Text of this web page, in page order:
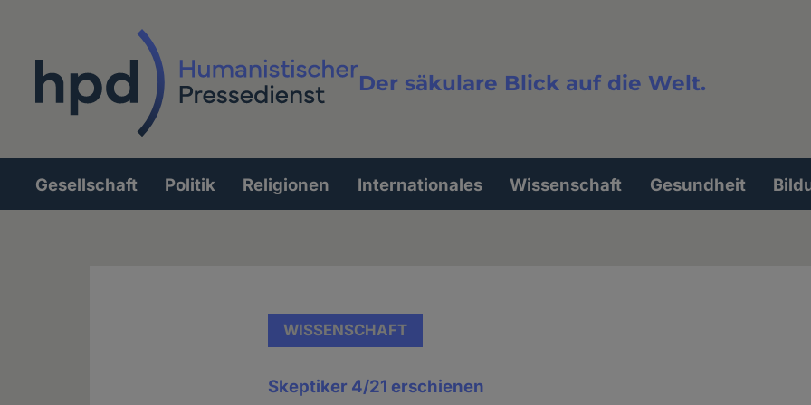
Der säkulare Blick auf die Welt.
Volltextsuche
Hauptnavigation
Gesellschaft Politik Religionen Internationales Wissenschaft Gesundheit
WISSENSCHAFT
Skeptiker 4/21 erschienen